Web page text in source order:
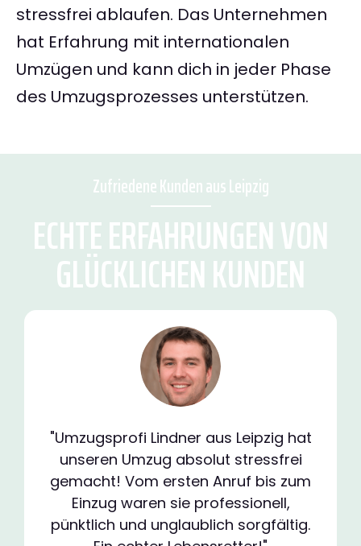
stressfrei ablaufen. Das Unternehmen
hat Erfahrung mit internationalen
Umzügen und kann dich in jeder Phase
des Umzugsprozesses unterstützen.
Zufriedene Kunden aus Leipzig
ECHTE ERFAHRUNGEN VON
GLÜCKLICHEN KUNDEN
"Umzugsprofi Lindner aus Leipzig hat
unseren Umzug absolut stressfrei
gemacht! Vom ersten Anruf bis zum
Einzug waren sie professionell,
pünktlich und unglaublich sorgfältig.